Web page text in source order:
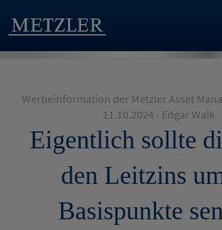
Werbeinformation der Metzler Asset
11.10.2024 - Edgar Walk
Eigentlich sollte
den Leitzins
Basispunkte